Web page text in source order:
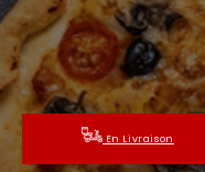
ACCUEIL
LA CARTE
VOTRE COMPTE
NOTRE RESTAURANT
En Livraison